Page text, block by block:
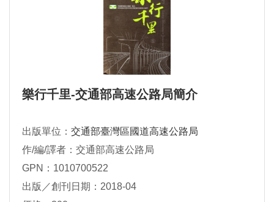
樂行千里-交通部高速公路局簡介
出版單位： 交通部臺灣區國道高速公路局
作/編/譯者：交通部高速公路局
GPN：1010700522
出版／創刊日期：2018-04